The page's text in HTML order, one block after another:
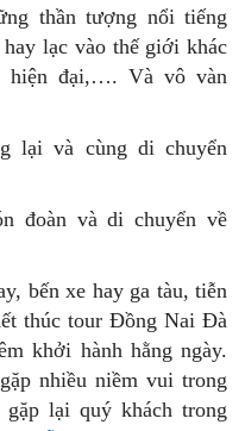
thần tượng nổi tiếng
lạc vào thế giới khác
hiện đại,…. Và vô vàn
lại và cùng di chuyển
đoàn và di chuyển về
bến xe hay ga tàu, tiễn
thúc tour Đồng Nai Đà
khởi hành hằng ngày.
nhiều niềm vui trong
lại quý khách trong